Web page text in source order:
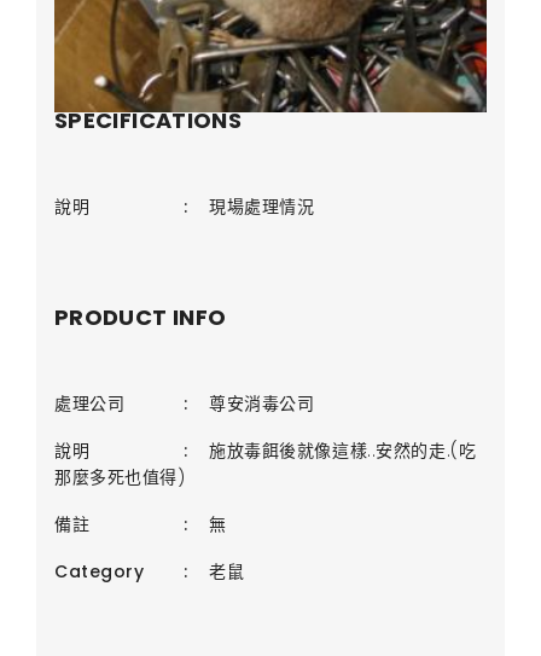
SPECIFICATIONS
說明 : 現場處理情況
PRODUCT INFO
處理公司 :
尊安消毒公司
說明
:
施放毒餌後就像這樣..安然的走.(吃
那麼多死也值得)
備註
:
無
Category
: 老鼠